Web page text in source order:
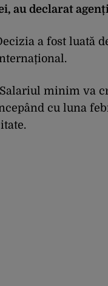
au declarat
a fost luată
minim va
cu luna